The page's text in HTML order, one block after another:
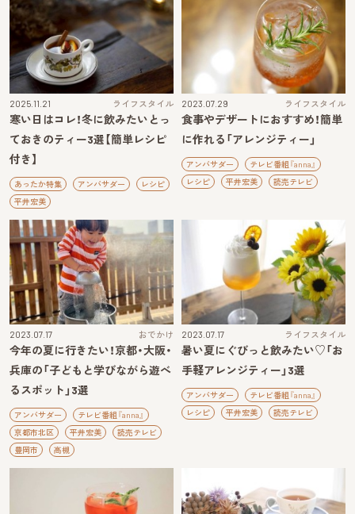
2025.11.21 ライフスタイル
寒い日はコレ！冬に飲みたいとっ
ておきのティー3選【簡単レシピ
付き】
あったか特集 アンバサダー
レシピ
平井宏美
2023.07.29 ライフスタイル
食事やデザートにおすすめ！簡単
に作れる「アレンジティー」
アンバサダー
テレビ番組『anna』
レシピ
平井宏美 読売テレビ
2023.07.17 おでかけ
今年の夏に行きたい！京都・大阪・
兵庫の「子どもと学びながら遊べ
るスポット」3選
アンバサダー
テレビ番組『anna』
京都市北区
平井宏美
読売テレビ
豊岡市
高槻
2023.07.17 ライフスタイル
暑い夏にぐびっと飲みたい♡「お
手軽アレンジティー」3選
アンバサダー
テレビ番組『anna』
レシピ
平井宏美 読売テレビ